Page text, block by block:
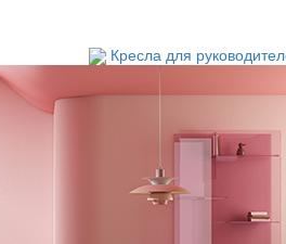
Кресла для